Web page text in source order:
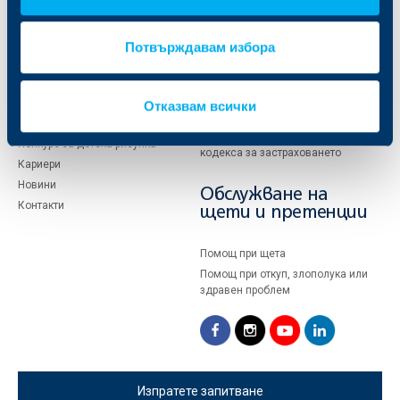
Потвърждавам избора
Отказвам всички
Мениджърски екип
Отговорни инвестиции
Стани партньор на ДЗИ
Подаване на оплаквания
Конкурс за детска рисунка
Кариери
Новини
Контакти
Условия за ползване на сайта
Невалидни бланки
съгласно изискванията на
кодекса за застраховането
Обслужване на
щети и претенции
Помощ при щета
Помощ при откуп, злополука или
здравен проблем
Изпратете запитване